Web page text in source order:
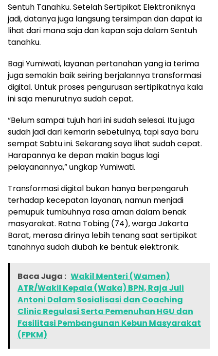
Sentuh Tanahku. Setelah Sertipikat Elektroniknya
jadi, datanya juga langsung tersimpan dan dapat ia
lihat dari mana saja dan kapan saja dalam Sentuh
tanahku.
Bagi Yumiwati, layanan pertanahan yang ia terima
juga semakin baik seiring berjalannya transformasi
digital. Untuk proses pengurusan sertipikatnya kala
ini saja menurutnya sudah cepat.
“Belum sampai tujuh hari ini sudah selesai. Itu juga
sudah jadi dari kemarin sebetulnya, tapi saya baru
sempat Sabtu ini. Sekarang saya lihat sudah cepat.
Harapannya ke depan makin bagus lagi
pelayanannya,” ungkap Yumiwati.
Transformasi digital bukan hanya berpengaruh
terhadap kecepatan layanan, namun menjadi
pemupuk tumbuhnya rasa aman dalam benak
masyarakat. Ratna Tobing (74), warga Jakarta
Barat, merasa dirinya lebih tenang saat sertipikat
tanahnya sudah diubah ke bentuk elektronik.
Baca Juga : Wakil Menteri (Wamen)
ATR/Wakil Kepala (Waka) BPN, Raja Juli
Antoni Dalam Sosialisasi dan Coaching
Clinic Regulasi Serta Pemenuhan HGU dan
Fasilitasi Pembangunan Kebun Masyarakat
(FPKM)